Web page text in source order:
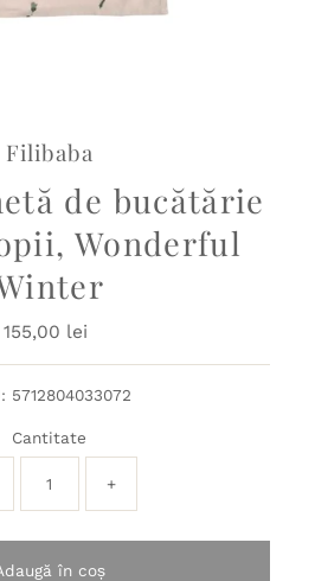
Filibaba
de bucătărie
Wonderful
Preț
155,00 lei
5712804033072
Cantitate
+
în coș